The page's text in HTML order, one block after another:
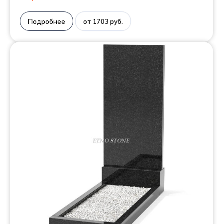
Подробнее от 1703 руб.